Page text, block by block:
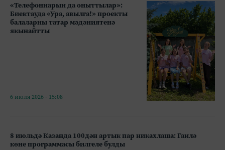
«Телефоннарын да оныттылар»:
Биектауда «Ура, авылга!» проекты
балаларны татар мәдәниятенә
якынайтты
6 июля 2026 - 15:08
8 июльдә Казанда 100дән артык пар никахлаша: Гаилә
көне программасы билгеле булды